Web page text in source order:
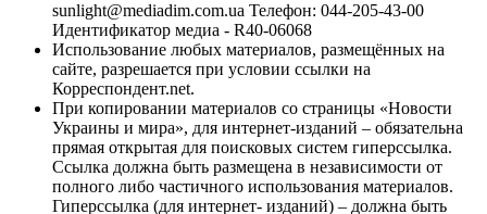
sunlight@mediadim.com.ua Телефон: 044-205-43-00
Идентификатор медиа - R40-06068
Использование любых материалов, размещённых на
сайте, разрешается при условии ссылки на
Корреспондент.net.
При копировании материалов со страницы «Новости
Украины и мира», для интернет-изданий – обязательна
прямая открытая для поисковых систем гиперссылка.
Ссылка должна быть размещена в независимости от
полного либо частичного использования материалов.
Гиперссылка (для интернет- изданий) – должна быть